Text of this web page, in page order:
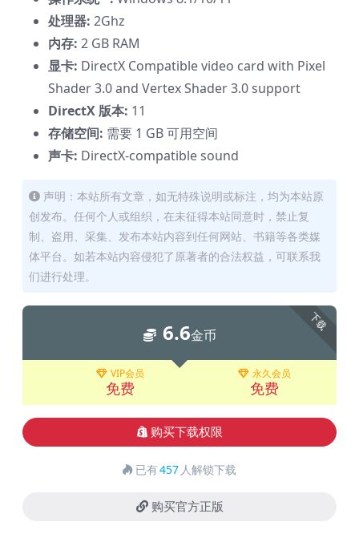
处理器: 2Ghz
内存: 2 GB RAM
显卡: DirectX Compatible video card with Pixel
Shader 3.0 and Vertex Shader 3.0 support
DirectX 版本: 11
存储空间: 需要 1 GB 可用空间
声卡: DirectX-compatible sound
声明：本站所有文章，如无特殊说明或标注，均为本站原
创发布。任何个人或组织，在未征得本站同意时，禁止复
制、盗用、采集、发布本站内容到任何网站、书籍等各类媒
体平台。如若本站内容侵犯了原著者的合法权益，可联系我
们进行处理。
下载
6.6金币
VIP会员
免费
永久会员
免费
购买下载权限
已有457 人解锁下载
购买官方正版